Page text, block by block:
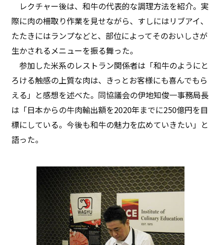
レクチャー後は、和牛の代表的な調理方法を紹介。実
際に肉の柵取り作業を見せながら、すしにはリブアイ、
たたきにはランプなどと、部位によってそのおいしさが
生かされるメニューを振る舞った。
参加した米系のレストラン関係者は「和牛のようにと
ろける触感の上質な肉は、きっとお客様にも喜んでもら
える」と感想を述べた。同協議会の伊地知俊一事務局長
は「日本からの牛肉輸出額を2020年までに250億円を目
標にしている。今後も和牛の魅力を広めていきたい」と
語った。